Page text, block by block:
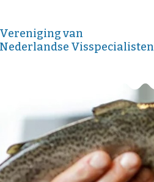
Vereniging van
Nederlandse Visspecialisten